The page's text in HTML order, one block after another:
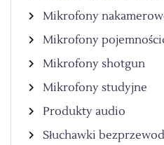
Mikrofony
Mikrofony
Mikrofony shotgun
Mikrofony studyjne
Produkty audio
Słuchawki